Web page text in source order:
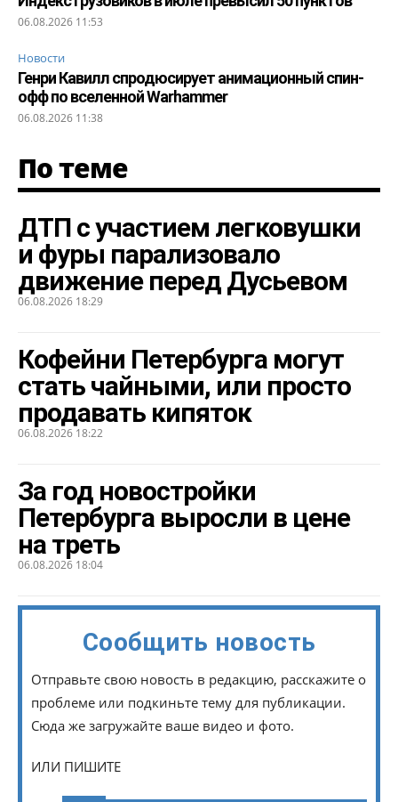
06.08.2026 11:53
Новости
Генри Кавилл спродюсирует анимационный спин-
офф по вселенной Warhammer
06.08.2026 11:38
По теме
ДТП с участием легковушки
и фуры парализовало
движение перед Дусьевом
06.08.2026 18:29
Кофейни Петербурга могут
стать чайными, или просто
продавать кипяток
06.08.2026 18:22
За год новостройки
Петербурга выросли в цене
на треть
06.08.2026 18:04
Сообщить новость
Отправьте свою новость в редакцию, расскажите о
проблеме или подкиньте тему для публикации.
Сюда же загружайте ваше видео и фото.
ИЛИ ПИШИТЕ